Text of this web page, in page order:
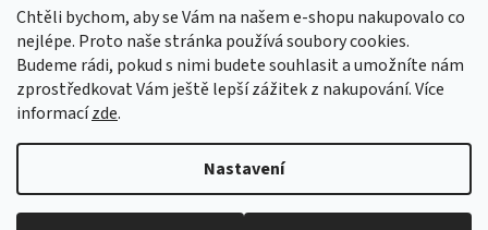
Chtěli bychom, aby se Vám na našem e-shopu nakupovalo co
nejlépe. Proto naše stránka používá soubory cookies.
Budeme rádi, pokud s nimi budete souhlasit a umožníte nám
zprostředkovat Vám ještě lepší zážitek z nakupování.Více
informacízde.
Nastavení
Vytvořil Shoptet
. Všechna práva vyhrazena.
cookies